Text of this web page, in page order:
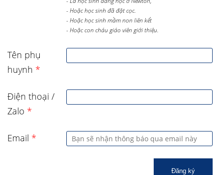
- Hoặc học sinh đã đặt cọc.
- Hoặc học sinh mầm non liên kết
- Hoặc con cháu giáo viên giới thiệu.
Tên phụ
huynh *
Điện thoại /
Zalo *
Email *
Đăng ký